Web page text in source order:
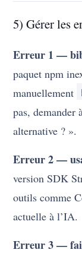
5) Gérer les
Erreur 1 —
paquet npm
manuellement
pas, demander
alternative ? ».
Erreur 2 —
version SDK
outils comme
actuelle à l’IA.
Erreur 3 —